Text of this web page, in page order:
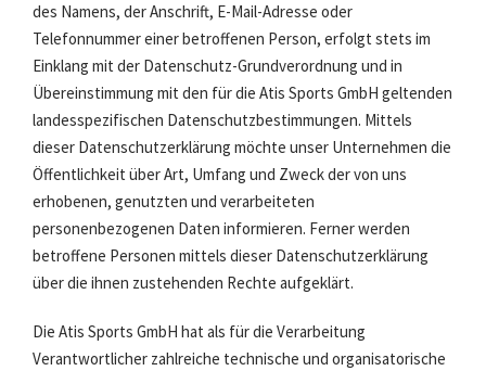
des Namens, der Anschrift, E-Mail-Adresse oder
Telefonnummer einer betroffenen Person, erfolgt stets im
Einklang mit der Datenschutz-Grundverordnung und in
Übereinstimmung mit den für die Atis Sports GmbH geltenden
landesspezifischen Datenschutzbestimmungen. Mittels
dieser Datenschutzerklärung möchte unser Unternehmen die
Öffentlichkeit über Art, Umfang und Zweck der von uns
erhobenen, genutzten und verarbeiteten
personenbezogenen Daten informieren. Ferner werden
betroffene Personen mittels dieser Datenschutzerklärung
über die ihnen zustehenden Rechte aufgeklärt.
Die Atis Sports GmbH hat als für die Verarbeitung
Verantwortlicher zahlreiche technische und organisatorische